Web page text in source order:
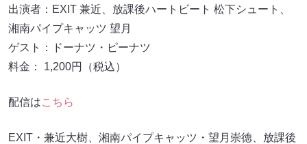
出演者：EXIT 兼近、放課後ハートビート 松下シュート、
湘南パイプキャッツ 望月
ゲスト：ドーナツ・ピーナツ
料金： 1,200円（税込）
配信はこちら
EXIT・兼近大樹、湘南パイプキャッツ・望月崇徳、放課後